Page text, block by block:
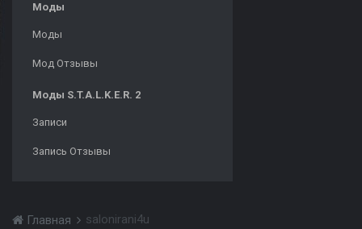
Моды
Моды
Мод Отзывы
Моды S.T.A.L.K.E.R. 2
Записи
Запись Отзывы
Главная salonirani4u